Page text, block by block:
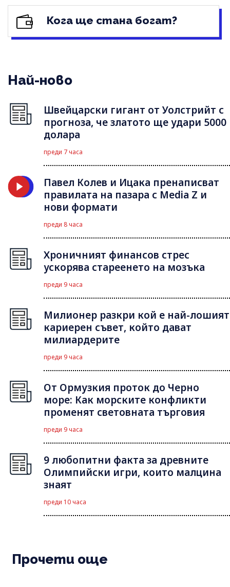
Кога ще стана богат?
Най-ново
Швейцарски гигант от Уолстрийт с
прогноза, че златото ще удари 5000
долара
преди 7 часа
Павел Колев и Ицака пренаписват
правилата на пазара с Media Z и
нови формати
преди 8 часа
Хроничният финансов стрес
ускорява стареенето на мозъка
преди 9 часа
Милионер разкри кой е най-лошият
кариерен съвет, който дават
милиардерите
преди 9 часа
От Ормузкия проток до Черно
море: Как морските конфликти
променят световната търговия
преди 9 часа
9 любопитни факта за древните
Олимпийски игри, които малцина
знаят
преди 10 часа
Прочети още